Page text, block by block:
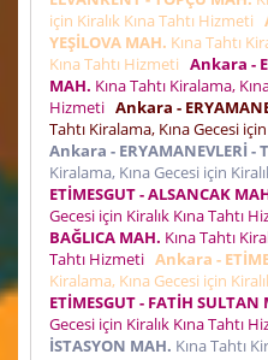
için Kiralık Kına Tahtı Hizmeti
YEŞİLOVA MAH. Kına Tahtı
Kına Tahtı Hizmeti Ankara -
MAH. Kına Tahtı Kiralama,
Hizmeti Ankara -
Tahtı Kiralama, Kına Gecesi
Ankara - ERYAMANEVLERİ -
Kiralama, Kına Gecesi için
ETİMESGUT - ALSANCAK
Gecesi için Kiralık Kına Tahtı
BAĞLICA MAH. Kına Tahtı
Tahtı Hizmeti Ankara -
Kiralama, Kına Gecesi için
ETİMESGUT - FATİH SULTAN
Gecesi için Kiralık Kına Tahtı
İSTASYON MAH. Kına Tahtı